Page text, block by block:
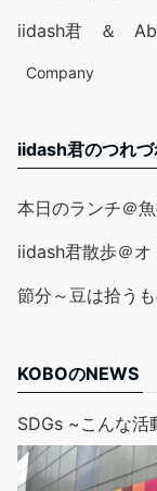
iidash君 ＆
Company
iidash君のつれ
本日のランチ＠
iidash君散歩＠オ
節分～豆は拾う
KOBOのNEWS
SDGs ~こんな活